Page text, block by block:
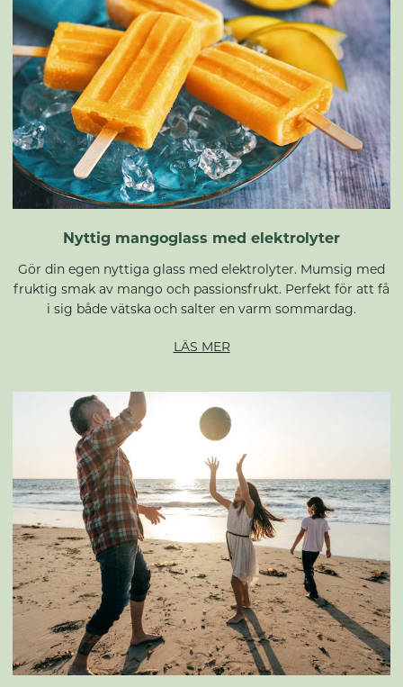
Nyttig mangoglass med elektrolyter
Gör din egen nyttiga glass med elektrolyter. Mumsig med
fruktig smak av mango och passionsfrukt. Perfekt för att få
i sig både vätska och salter en varm sommardag.
LÄS MER